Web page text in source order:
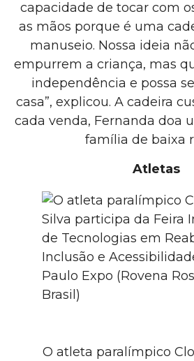
capacidade de tocar com
as mãos porque é uma
manuseio. Nossa ideia
empurrem a criança, mas
independência e possa
casa”, explicou. A cadeira
cada venda, Fernanda doa
família de baixa
Atletas
O atleta paralímpico